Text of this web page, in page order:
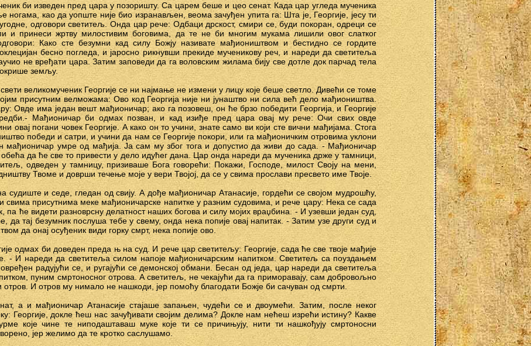
би изведен пред цара у позоришту. Са царем беше и цео сенат. Када цар угледа мученика
као да уопште није био изранављен, веома зачуђен упита га: Шта је, Георгије, јесу ти
одговори светитељ. Онда цар рече: Одбаци дрскост, смири се, буди покоран, одреци се
и принеси жртву милостивим боговима, да те не би многим мукама лишили овог слатког
Како сте безумни кад силу Божју називате мађиоништвом и бестидно се гордите
бесно погледа, и јаросно рикнувши прекиде мученикову реч, и нареди да светитеља
не вређати цара. Затим заповеди да га воловским жилама бију све дотле док парчад тела
земљу.
великомученик Георгије се ни најмање не измени у лицу које беше светло. Дивећи се томе
присутним велможама: Ово код Георгија није ни јунаштво ни сила већ дело мађиоништва.
Овде има један вешт мађионичар; ако га позовеш, он ће брзо победити Георгија, и Георгије
Мађионичар би одмах позван, и кад изиђе пред цара овај му рече: Очи свих овде
овај погани човек Георгије. А како он то учини, знате само ви који сте вични мађијама. Стога
победи и сатри, и учини да нам се Георгије покори, или га мађионичким отровима уклони
мађионичар умре од мађија. Ја сам му због тога и допустио да живи до сада. - Мађионичар
да ће све то привести у дело идућег дана. Цар онда нареди да мученика држе у тамници,
одведен у тамницу, призиваше Бога говорећи: Покажи, Господе, милост Своју на мени,
Твоме и доврши течење моје у вери Твојој, да се у свима прослави пресвето име Твоје.
судиште и седе, гледан од свију. А дође мађионичар Атанасије, гордећи се својом мудрошћу,
свима присутнима меке мађионичарске напитке у разним судовима, и рече цару: Нека се сада
па ће видети разноврсну делатност наших богова и силу мојих враџбина. - И узевши један суд,
да тај безумник послуша тебе у свему, онда нека попије овај напитак. - Затим узе други суд и
да онај осуђеник види горку смрт, нека попије ово.
одмах би доведен преда њ на суд. И рече цар светитељу: Георгије, сада ће све твоје мађије
- И нареди да светитеља силом напоје мађионичарским напитком. Светитељ са поуздањем
радујући се, и ругајући се демонској обмани. Бесан од једа, цар нареди да светитеља
пуним смртоносног отрова. А светитељ, не чекајући да га приморавају, сам добровољно
отров. И отров му нимало не нашкоди, јер помоћу благодати Божје би сачуван од смрти.
а и мађионичар Атанасије стајаше запањен, чудећи се и двоумећи. Затим, после неког
Георгије, докле ћеш нас зачуђивати својим делима? Докле нам нећеш изрећи истину? Какве
које чине те ниподаштаваш муке које ти се причињују, нити ти нашкођују смртоносни
јер желимо да те кротко саслушамо.